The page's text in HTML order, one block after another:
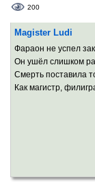
200
Magister Ludi
Фараон не успел
Он ушёл слишком
Смерть поставила
Как магистр,